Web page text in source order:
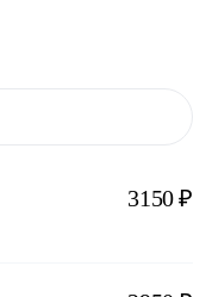
3150 ₽